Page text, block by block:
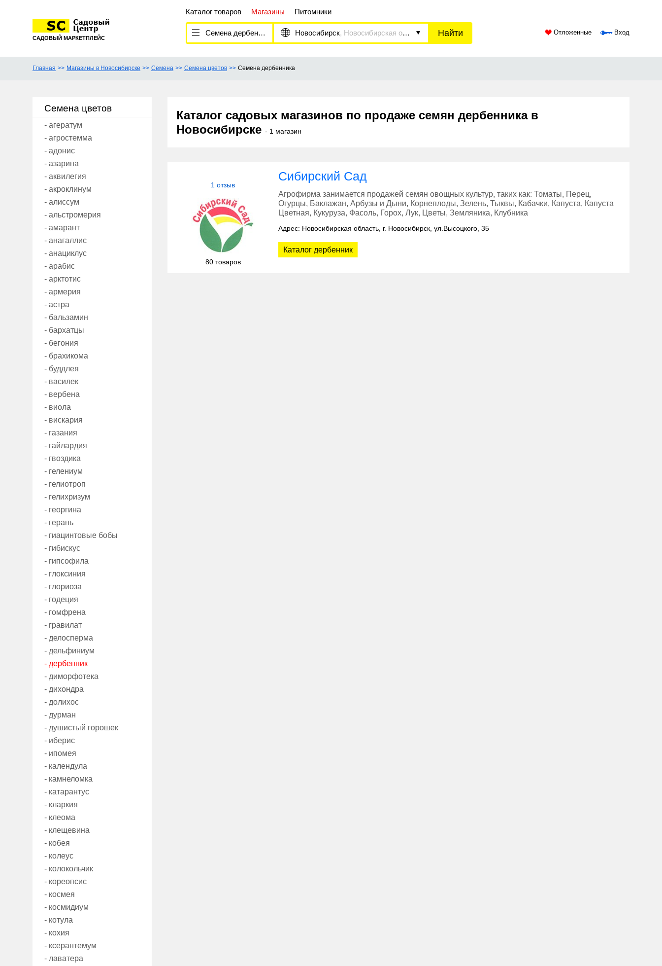
САДОВЫЙ МАРКЕТПЛЕЙС
Каталог товаров Магазины Питомники
Семена дербенника Новосибирск, Новосибирская область Найти Отложенные Вход
Главная Магазины в Новосибирске Семена Семена цветов Семена дербенника
Семена цветов
- агератум
- агростемма
- адонис
- азарина
- аквилегия
- акроклинум
- алиссум
- альстромерия
- амарант
- анагаллис
- анациклус
- арабис
- арктотис
- армерия
- астра
- бальзамин
- бархатцы
- бегония
- брахикома
- буддлея
- василек
- вербена
- виола
- вискария
- газания
- гайлардия
- гвоздика
- гелениум
- гелиотроп
- гелихризум
- георгина
- герань
- гиацинтовые бобы
- гибискус
- гипсофила
- глоксиния
- глориоза
- годеция
- гомфрена
- гравилат
- делосперма
- дельфиниум
- дербенник
- диморфотека
- дихондра
- долихос
- дурман
- душистый горошек
- иберис
- ипомея
- календула
- камнеломка
- катарантус
- кларкия
- клеома
- клещевина
- кобея
- колеус
- колокольчик
- кореопсис
- космея
- космидиум
- котула
- кохия
- ксерантемум
- лаватера
Каталог садовых магазинов по продаже семян дербенника в
Новосибирске - 1 магазин
1 отзыв
80 товаров
Сибирский Сад
Агрофирма занимается продажей семян овощных культур, таких как: Томаты, Перец,
Огурцы, Баклажан, Арбузы и Дыни, Корнеплоды, Зелень, Тыквы, Кабачки, Капуста, Капуста
Цветная, Кукуруза, Фасоль, Горох, Лук, Цветы, Земляника, Клубника
Адрес: Новосибирская область, г. Новосибирск, ул.Высоцкого, 35
Каталог дербенник